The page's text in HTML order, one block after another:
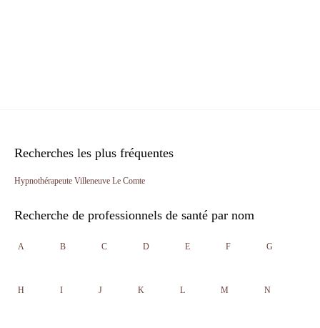
Recherches les plus fréquentes
Hypnothérapeute Villeneuve Le Comte
Recherche de professionnels de santé par nom
A B C D E F G
H I J K L M N